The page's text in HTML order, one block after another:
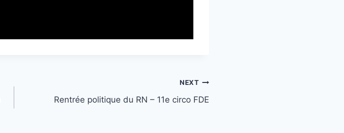
NEXT
Rentrée politique du RN – 11e circo FDE